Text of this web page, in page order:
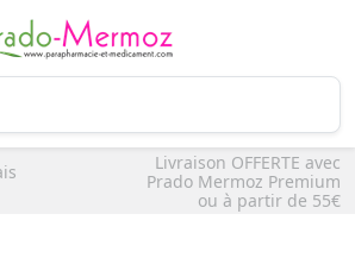
Livraison OFFERTE avec
Prado Mermoz Premium
ou à partir de 55€